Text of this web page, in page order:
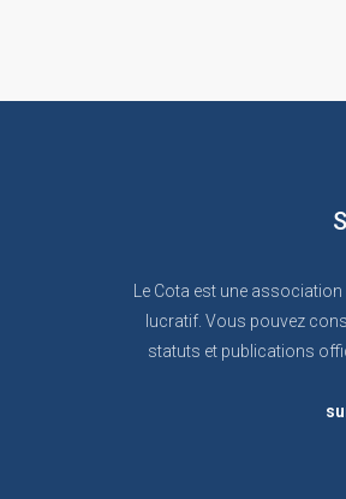
Le Cota est une
lucratif. Vous pouvez
statuts et publications